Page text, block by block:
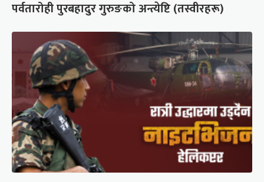
पर्वतारोही पुरबहादुर गुरुङको अन्त्येष्टि (तस्वीरहरू)